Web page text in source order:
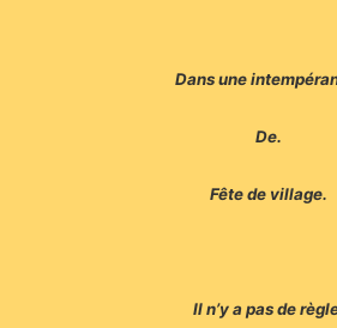
Dans une
De.
Fête de village.
Il n’y a pas de